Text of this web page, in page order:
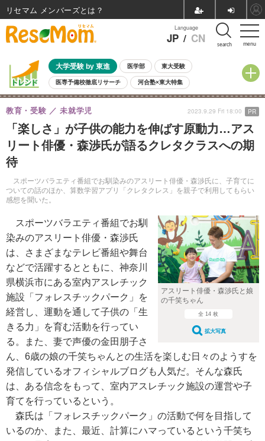
menu
Language
JP / CN search
大学受験 by 東進 医学部 東大受験
医専予備校徹底リサーチ 河合塾×東大特集
親子で考える大学選び 高校受験 中学受験 小学校受験
共通テスト 夏休み
8月開催イベント・WS 全国公立高校 過去問 人気記事
自由研究教材（小学生向け） 自由研究教材（中学生向け） ランキング
「楽しさ」が子供の能力を伸ばす原動力…アス
リート俳優・森渉氏が語るクレタクラスへの期
待
スポーツバラエティ番組でお馴染みのアスリート俳優・森渉氏に、子育てに
ついての話のほか、算数学習アプリ「クレタクレス」を親子で利用してもらい
感想を聞いた。
教育・受験 未就学児 2023.9.29 Fri 18:00 PR
アスリート俳優・森渉氏と娘
の千笑ちゃん
全 14 枚
拡大写真
スポーツバラエティ番組でお馴
染みのアスリート俳優・森渉氏
は、さまざまなテレビ番組や舞台
などで活躍するとともに、神奈川
県横浜市にある室内アスレチック
施設「フォレスチックパーク」を
経営し、運動を通して子供の「生
きる力」を育む活動を行ってい
る。また、妻で声優の金田朋子さ
ん、6歳の娘の千笑ちゃんとの生活を楽しむ日々のようすを
発信しているオフィシャルブログも人気だ。そんな森氏
は、ある信念をもって、室内アスレチック施設の運営や子
育てを行っているという。
森氏は「フォレスチックパーク」の活動で何を目指して
いるのか、また、最近、計算にハマっているという千笑ち
リセマム メンバーズ